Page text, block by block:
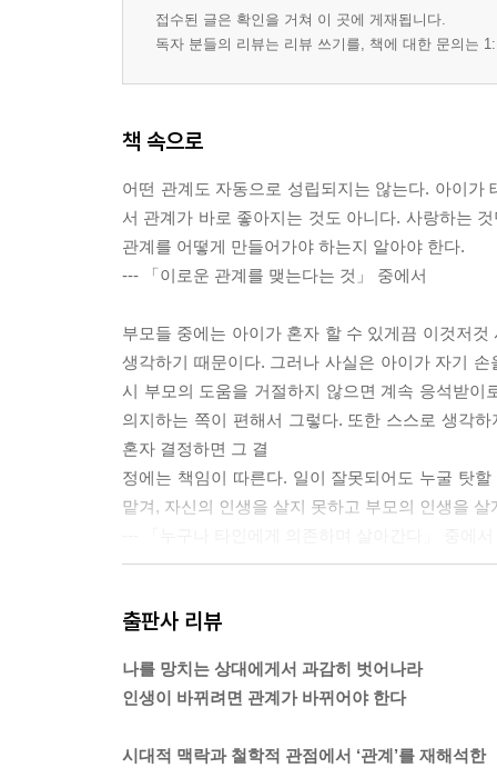
접수된 글은 확인을 거쳐 이 곳에 게재됩니다.
독자 분들의 리뷰는 리뷰 쓰기를, 책에 대한 문의는
책 속으로
어떤 관계도 자동으로 성립되지는 않는다. 아이
서 관계가 바로 좋아지는 것도 아니다. 사랑하는
관계를 어떻게 만들어가야 하는지 알아야 한다.
--- 「이로운 관계를 맺는다는 것」 중에서
부모들 중에는 아이가 혼자 할 수 있게끔 이것저
생각하기 때문이다. 그러나 사실은 아이가 자기
시 부모의 도움을 거절하지 않으면 계속 응석받
의지하는 쪽이 편해서 그렇다. 또한 스스로 생각
혼자 결정하면 그 결
정에는 책임이 따른다. 일이 잘못되어도 누굴 탓
맡겨, 자신의 인생을 살지 못하고 부모의 인생을 살
니다. 사람과 사람이 진정으로 연결되기 위해서
것의 의미다. 다시 말해 관계를 재검토한다는 뜻
관계를 구축해야 한다.
출판사 리뷰
나를 망치는 상대에게서 과감히 벗어나라
인생이 바뀌려면 관계가 바뀌어야 한다
시대적 맥락과 철학적 관점에서 ‘관계’를 재해석한